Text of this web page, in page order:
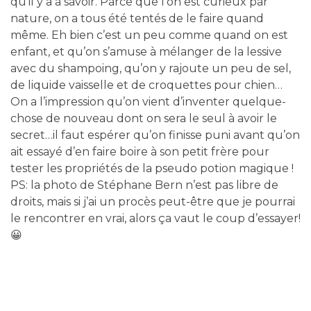
nature, on a tous été tentés de le faire quand
même. Eh bien c’est un peu comme quand on est
enfant, et qu’on s’amuse à mélanger de la lessive
avec du shampoing, qu’on y rajoute un peu de sel,
de liquide vaisselle et de croquettes pour chien…
On a l’impression qu’on vient d’inventer quelque-
chose de nouveau dont on sera le seul à avoir le
secret…il faut espérer qu’on finisse puni avant qu’on
ait essayé d’en faire boire à son petit frère pour
tester les propriétés de la pseudo potion magique !
PS: la photo de Stéphane Bern n’est pas libre de
droits, mais si j’ai un procès peut-être que je pourrai
le rencontrer en vrai, alors ça vaut le coup d’essayer!
😀